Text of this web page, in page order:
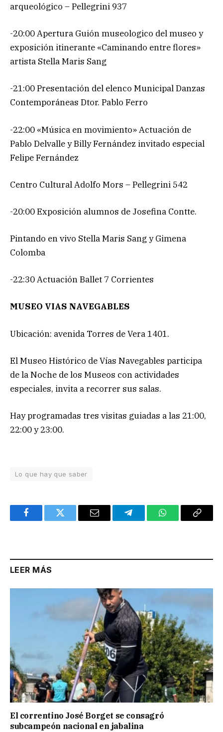
arqueológico – Pellegrini 937
-20:00 Apertura Guión museologico del museo y
exposición itinerante «Caminando entre flores»
artista Stella Maris Sang
-21:00 Presentación del elenco Municipal Danzas
Contemporáneas Dtor. Pablo Ferro
-22:00 «Música en movimiento» Actuación de
Pablo Delvalle y Billy Fernández invitado especial
Felipe Fernández
Centro Cultural Adolfo Mors – Pellegrini 542
-20:00 Exposición alumnos de Josefina Contte.
Pintando en vivo Stella Maris Sang y Gimena
Colomba
-22:30 Actuación Ballet 7 Corrientes
MUSEO VIAS NAVEGABLES
Ubicación: avenida Torres de Vera 1401.
El Museo Histórico de Vías Navegables participa
de la Noche de los Museos con actividades
especiales, invita a recorrer sus salas.
Hay programadas tres visitas guiadas a las 21:00,
22:00 y 23:00.
Lo que hay que saber
FacebookTwitter Email TelegramWhatsAppCopy
LEER MÁS
El correntino José Borget se consagró
subcampeón nacional en jabalina